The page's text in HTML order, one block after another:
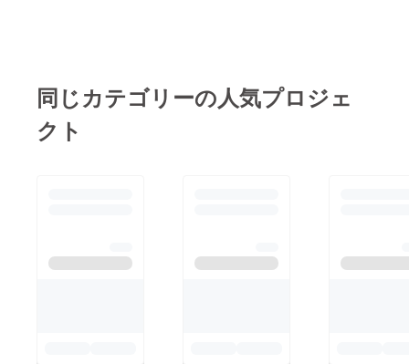
同じカテゴリーの人気プロジェ
クト